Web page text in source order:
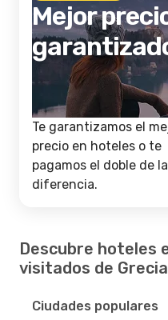
Mejor
Te garantizamos el
precio en hoteles o te
pagamos el doble de la
diferencia.
Descubre hoteles
visitados de Grecia
Ciudades populares